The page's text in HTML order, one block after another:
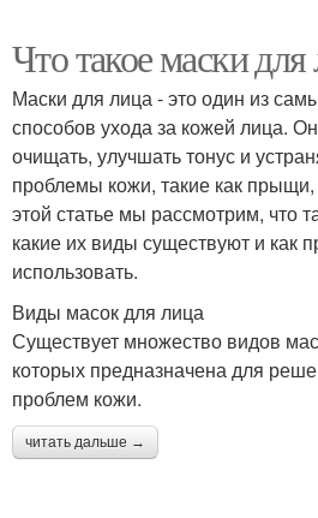
Что такое маски для
Маски для лица - это один из
способов ухода за кожей лица.
очищать, улучшать тонус и
проблемы кожи, такие как
этой статье мы рассмотрим, что
какие их виды существуют и как
использовать.
Виды масок для лица
Существует множество видов
которых предназначена для
проблем кожи.
читать дальше →